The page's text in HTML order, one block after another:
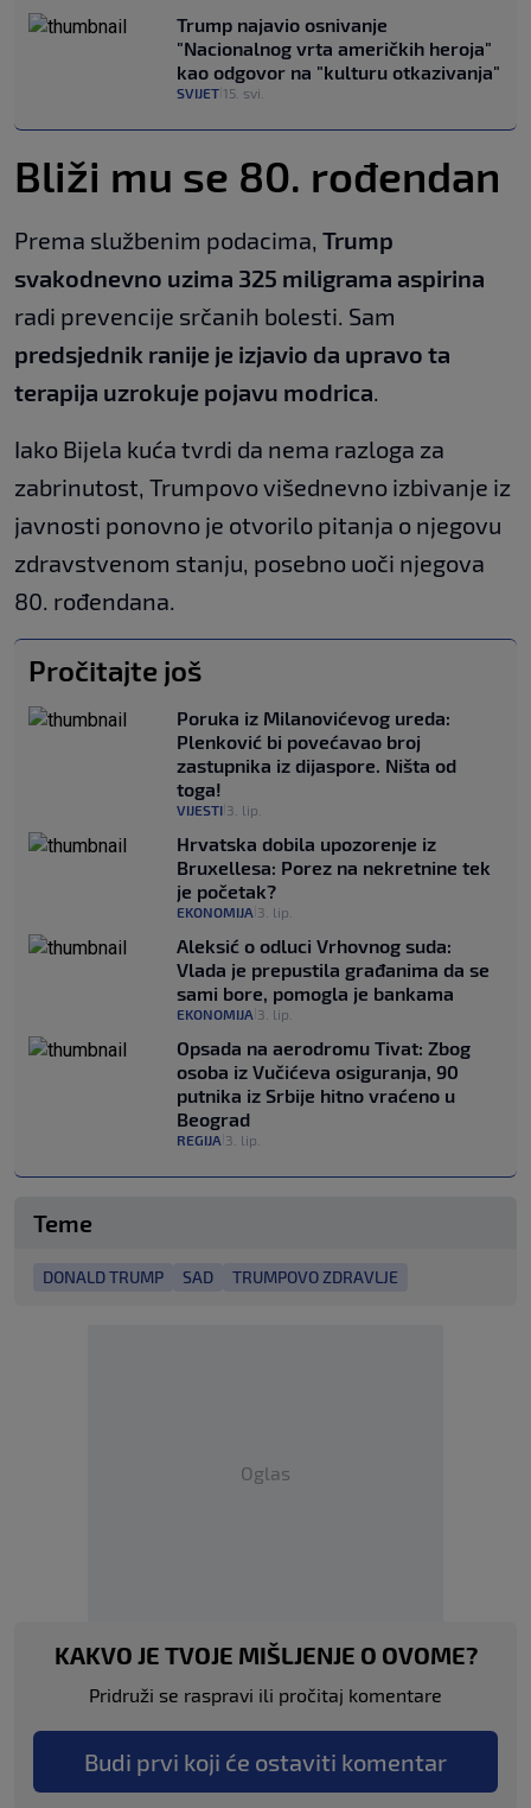
Trump najavio osnivanje
"Nacionalnog vrta američkih heroja"
kao odgovor na "kulturu otkazivanja"
SVIJET 15. svi.
Bliži mu se 80. rođendan
Prema službenim podacima, Trump
svakodnevno uzima 325 miligrama aspirina
radi prevencije srčanih bolesti. Sam
predsjednik ranije je izjavio da upravo ta
terapija uzrokuje pojavu modrica.
Iako Bijela kuća tvrdi da nema razloga za
zabrinutost, Trumpovo višednevno izbivanje iz
javnosti ponovno je otvorilo pitanja o njegovu
zdravstvenom stanju, posebno uoči njegova
80. rođendana.
Pročitajte još
Poruka iz Milanovićevog ureda:
Plenković bi povećavao broj
zastupnika iz dijaspore. Ništa od
toga!
VIJESTI 3. lip.
Hrvatska dobila upozorenje iz
Bruxellesa: Porez na nekretnine tek
je početak?
EKONOMIJA 3. lip.
Aleksić o odluci Vrhovnog suda:
Vlada je prepustila građanima da se
sami bore, pomogla je bankama
EKONOMIJA 3. lip.
Opsada na aerodromu Tivat: Zbog
osoba iz Vučićeva osiguranja, 90
putnika iz Srbije hitno vraćeno u
Beograd
REGIJA 3. lip.
Teme
DONALD TRUMP SAD TRUMPOVO ZDRAVLJE
Oglas
KAKVO JE TVOJE MIŠLJENJE O OVOME?
Pridruži se raspravi ili pročitaj komentare
Budi prvi koji će ostaviti komentar